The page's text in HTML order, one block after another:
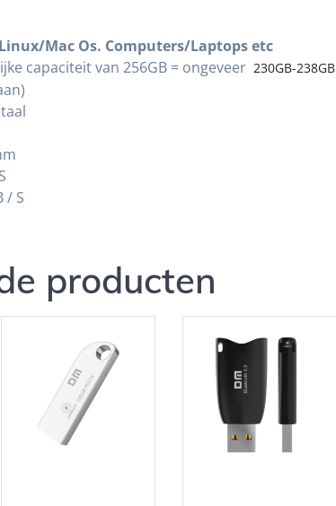
Mac Os. Computers/Laptops etc
capaciteit van 256GB = ongeveer 230GB-238GB
/ S
producten